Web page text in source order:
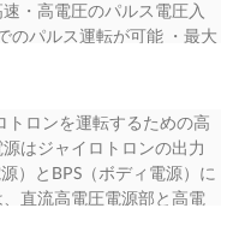
・高電圧のパルス電圧入
のパルス運転が可能 ・最大
用） 直流高電圧電源部 高
、ジャイロトロンのアノ
ャイロトロンを運転・制
・高電圧のパルス電圧を
パルス電圧を供給 供給す
御電圧を する 供給するた
トロンを運転するための高
はジャイロトロンの出力
）とBPS（ボディ電源）に
直流高電圧電源部と高電